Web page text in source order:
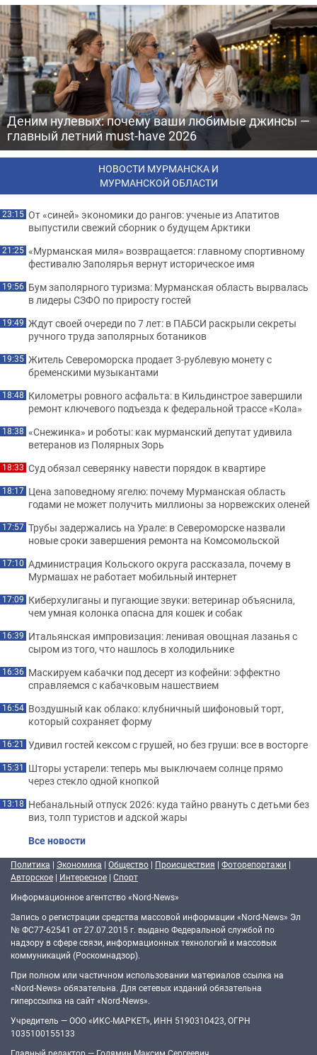
Деним нулевых: почему ваши любимые джинсы —
главный летний must-have 2026
НОВОСТИ МУРМАНСКА И
МУРМАНСКОЙ ОБЛАСТИ
23:15 От «синей» экономики до рангов: ученые из Апатитов
выпустили свежий сборник о будущем Арктики
21:25 «Мурманская миля» возвращается: главному спортивному
фестивалю Заполярья вернут историческое имя
19:56 Бум заполярного туризма: Мурманская область вырвалась
в лидеры СЗФО по приросту гостей
19:49 Ждут своей очереди по 7 лет: в ПАБСИ раскрыли секреты
ручного труда заполярных ботаников
19:35 Житель Североморска продает 3-рублевую монету с
бременскими музыкантами
18:48 Километры ровного асфальта: в Кильдинстрое завершили
ремонт ключевого подъезда к федеральной трассе «Кола»
18:38 «Снежинка» и роботы: как мурманский депутат удивила
ветеранов из Полярных Зорь
18:33 Суд обязал северянку навести порядок в квартире
18:17 Цена заповедному ягелю: почему Мурманская область
годами не может получить миллионы за норвежских оленей
17:57 Трубы задержались на Урале: в Североморске назвали
новые сроки завершения ремонта на Комсомольской
17:10 Администрация Кольского округа рассказала, почему в
Мурмашах не работает мобильный интернет
17:09 Киберхулиганы и пугающие звуки: ветеринар объяснила,
чем умная колонка опасна для кошек и собак
16:39 Итальянская импровизация: ленивая овощная лазанья с
сыром из того, что нашлось в холодильнике
16:36 Маскируем кабачки под десерт из кофейни: эффектно
справляемся с кабачковым нашествием
16:54 Воздушный как облако: клубничный шифоновый торт,
который сохраняет форму
16:21 Удивил гостей кексом с грушей, но без груши: все в восторге
15:31 Шторы устарели: теперь мы выключаем солнце прямо
через стекло одной кнопкой
13:18 Небанальный отпуск 2026: куда тайно рвануть с детьми без
виз, толп туристов и адской жары
Все новости
Политика | Экономика | Общество | Происшествия | Фоторепортажи |
Авторское | Интересное | Спорт
Информационное агентство «Nord-News»
Запись о регистрации средства массовой информации «Nord-News» Эл
№ ФС77-62541 от 27.07.2015 г. выдано Федеральной службой по
надзору в сфере связи, информационных технологий и массовых
коммуникаций (Роскомнадзор).
При полном или частичном использовании материалов ссылка на
«Nord-News» обязательна. Для сетевых изданий обязательна
гиперссылка на сайт «Nord-News».
Учредитель — ООО «ИКС-МАРКЕТ», ИНН 5190310423, ОГРН
1035100155133